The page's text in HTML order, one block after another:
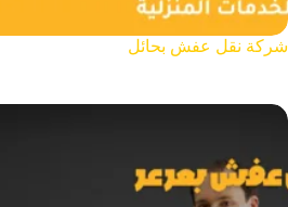
شركة نقل عفش بحائل